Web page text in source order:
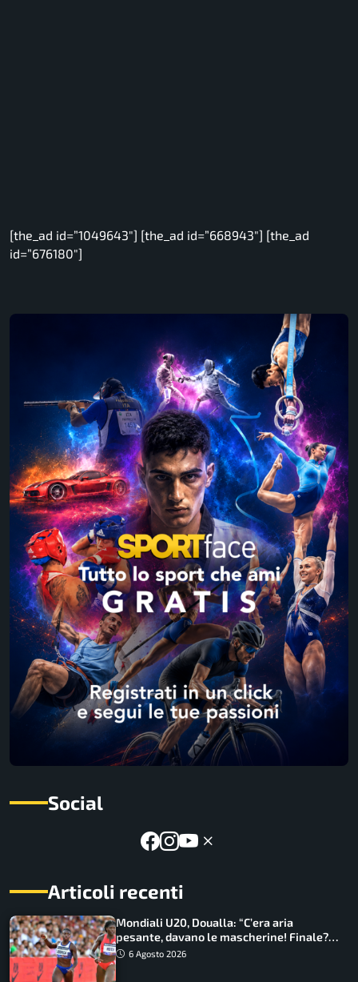
[the_ad id=”1049643″] [the_ad id=”668943″] [the_ad
id=”676180″]
Social
Articoli recenti
Mondiali U20, Doualla: “C’era aria
pesante, davano le mascherine! Finale?
Non ho nulla da perdere”
6 Agosto 2026